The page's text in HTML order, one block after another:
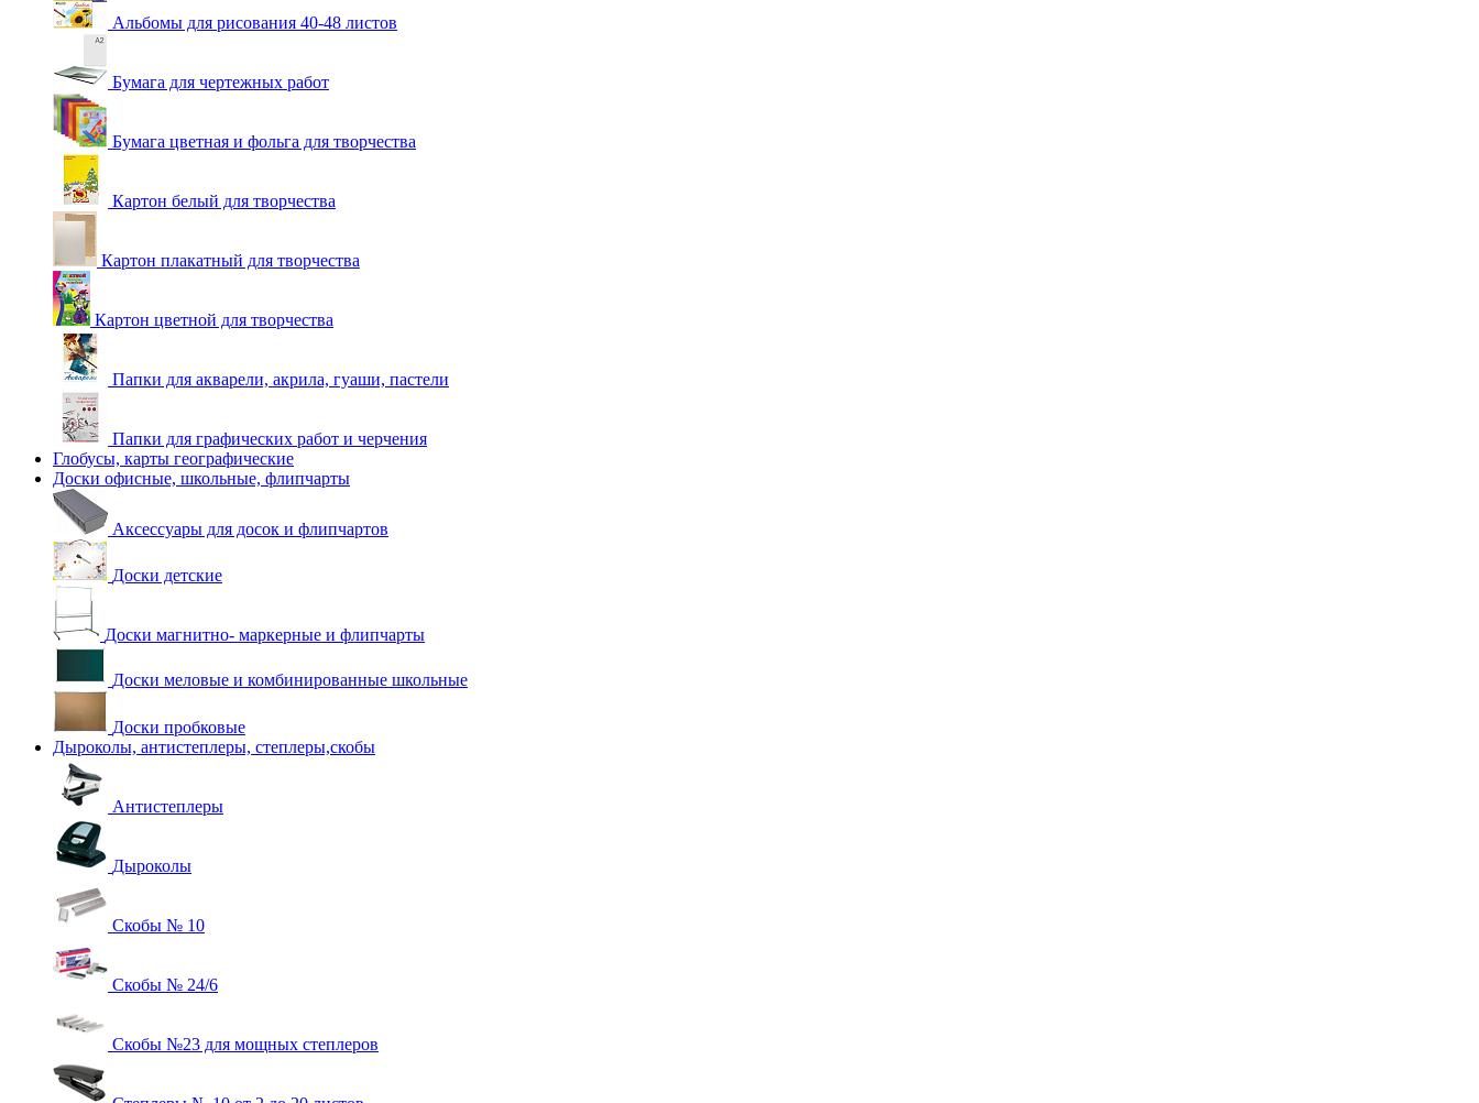
Альбомы для рисования 40-48 листов
Бумага для чертежных работ
Бумага цветная и фольга для творчества
Картон белый для творчества
Картон плакатный для творчества
Картон цветной для творчества
Папки для акварели, акрила, гуаши, пастели
Папки для графических работ и черчения
Глобусы, карты географические
Доски офисные, школьные, флипчарты
Аксессуары для досок и флипчартов
Доски детские
Доски магнитно- маркерные и флипчарты
Доски меловые и комбинированные школьные
Доски пробковые
Дыроколы, антистеплеры, степлеры,скобы
Антистеплеры
Дыроколы
Скобы № 10
Скобы № 24/6
Скобы №23 для мощных степлеров